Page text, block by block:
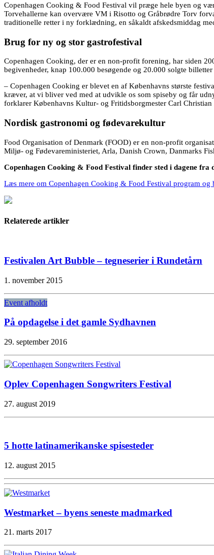
Copenhagen Cooking & Food Festival vil præge hele byen og
Torvehallerne kan overvære VM i Risotto og Gråbrødre Torv
traditionelle retter i ny forklædning, en såkaldt afskedsmiddag
Brug for ny og stor gastrofestival
Copenhagen Cooking, der er en non-profit forening, har siden
begivenheder, knap 100.000 besøgende og 20.000 solgte
– Copenhagen Cooking er blevet en af Københavns største
kræver, at vi bliver ved med at udvikle os som spiseby og får
forklarer Københavns Kultur- og Fritidsborgmester Carl Christian
Nordisk gastronomi og fødevarekultur
Food Organisation of Denmark (FOOD) er en non-profit
Miljø- og Fødevareministeriet, Arla, Danish Crown, Danmarks
Copenhagen Cooking & Food Festival finder sted i dagene fra
Læs mere om Copenhagen Cooking & Food Festival program og
Relaterede artikler
Festivalen Art Bubble – tegneserier i Rundetårn
1. november 2015
Event afholdt
På opdagelse i det gamle Sydhavnen
29. september 2016
Oplev Copenhagen Songwriters Festival
27. august 2019
5 hotte latinamerikanske spisesteder
12. august 2015
Westmarket – byens seneste madmarked
21. marts 2017